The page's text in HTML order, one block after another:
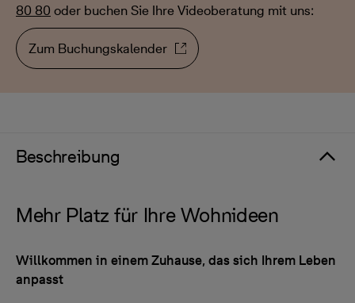
80 80 oder buchen Sie Ihre Videoberatung mit uns:
Zum Buchungskalender
Beschreibung
Mehr Platz für Ihre Wohnideen
Willkommen in einem Zuhause, das sich Ihrem Leben
anpasst